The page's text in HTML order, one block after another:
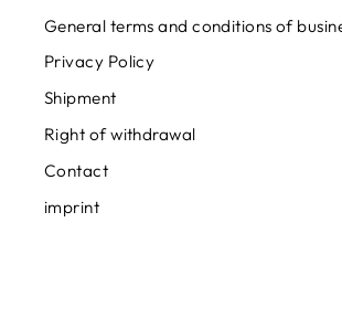
General terms and conditions of
Privacy Policy
Shipment
Right of withdrawal
Contact
imprint